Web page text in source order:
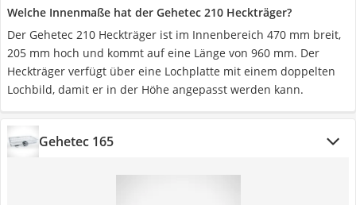
Welche Innenmaße hat der Gehetec 210 Heckträger?
Der Gehetec 210 Heckträger ist im Innenbereich 470 mm breit,
205 mm hoch und kommt auf eine Länge von 960 mm. Der
Heckträger verfügt über eine Lochplatte mit einem doppelten
Lochbild, damit er in der Höhe angepasst werden kann.
Gehetec 165